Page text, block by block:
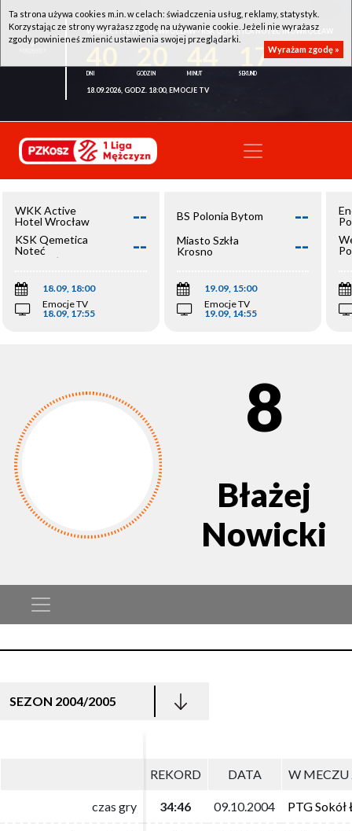
WKK ACTIVE HOTEL WROCŁAW - KSK QEMETICA NOTEĆ INOWROCŁAW
17
18.09.2026, GODZ. 18:00, EMOCJE TV
WKK Active
Hotel Wrocław
--
KSK Qemetica
Noteć
Inowrocław
--
18.09, 18:00
Emocje TV
18.09, 17:55
BS Polonia Bytom --
Miasto Szkła
Krosno
--
19.09, 15:00
Emocje TV
19.09, 14:55
8
Błażej
Nowicki
SEZON 2004/2005
REKORD DATA W MECZU
czas gry 34:46 09.10.2004 PTG Sokół
REKORD DATA W MECZU
czas gry 34:46 09.10.2004 PTG Sokół
Ta strona używa cookies m.in. w celach: świadczenia usług, reklamy, statystyk.
Korzystając ze strony wyrażasz zgodę na używanie cookie. Jeżeli nie wyrażasz
zgody powinieneś zmienić ustawienia swojej przeglądarki.
Wyrażam zgodę »